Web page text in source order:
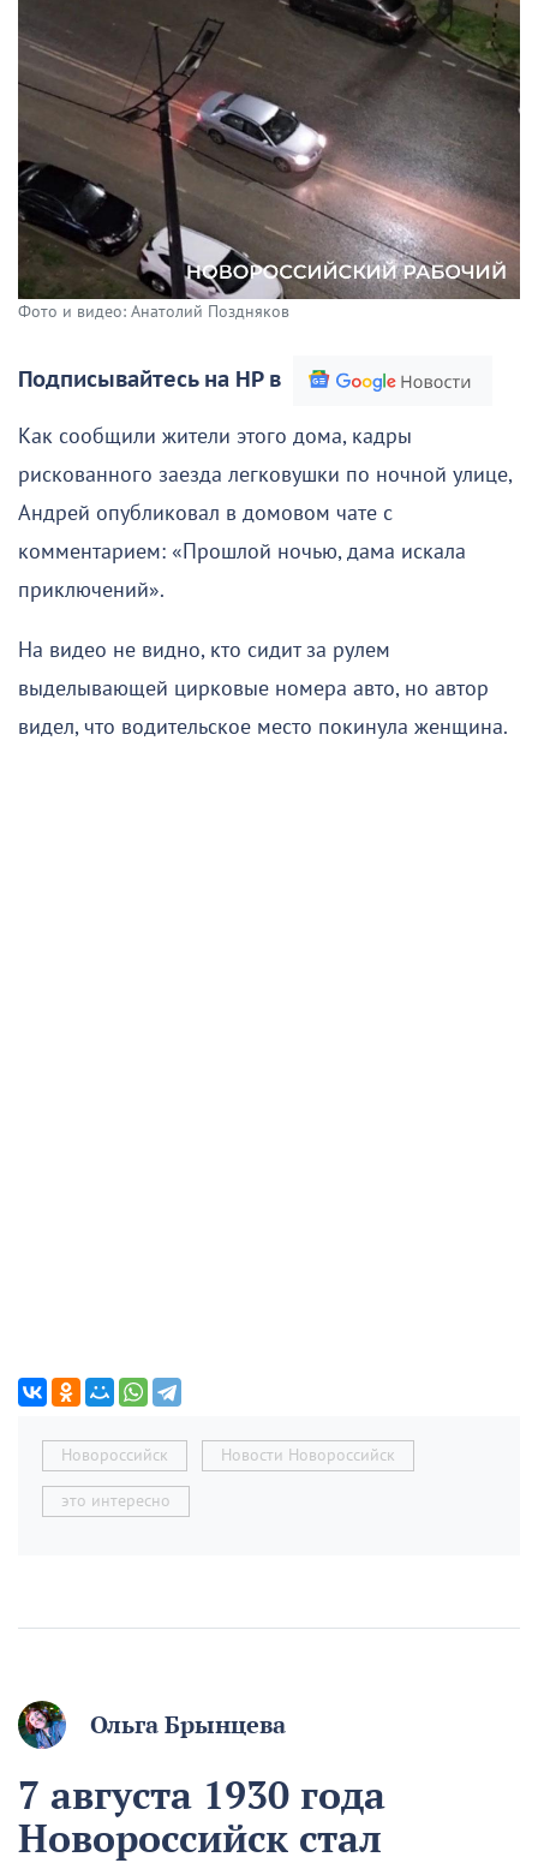
Фото и видео: Анатолий Поздняков
Подписывайтесь на НР в
Как сообщили жители этого дома, кадры
рискованного заезда легковушки по ночной улице,
Андрей опубликовал в домовом чате с
комментарием: «Прошлой ночью, дама искала
приключений».
На видео не видно, кто сидит за рулем
выделывающей цирковые номера авто, но автор
видел, что водительское место покинула женщина.
Новороссийск Новости Новороссийск
это интересно
Ольга Брынцева
7 августа 1930 года
Новороссийск стал